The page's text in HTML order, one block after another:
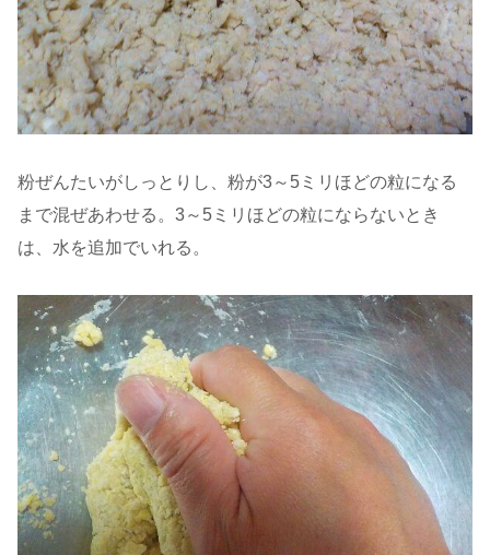
粉ぜんたいがしっとりし、粉が3～5ミリほどの粒になる
まで混ぜあわせる。3～5ミリほどの粒にならないとき
は、水を追加でいれる。